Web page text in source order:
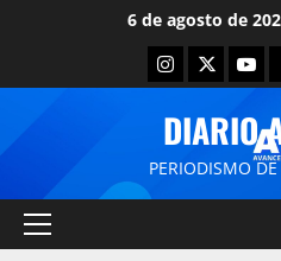
6 de agosto de
DIARIO
PERIODISMO